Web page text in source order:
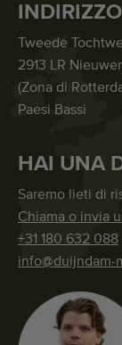
INDIRIZZO
Tweede
2913 LR
(Zona di
Paesi Bassi
HAI UNA
Saremo lieti di
Chiama o invia
+31 180 632 088
info@duijndam-